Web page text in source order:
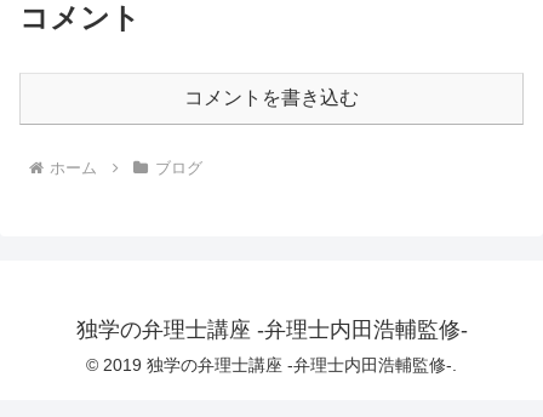
コメント
コメントを書き込む
ホーム ブログ
独学の弁理士講座 -弁理士内田浩輔監修-
© 2019 独学の弁理士講座 -弁理士内田浩輔監修-.